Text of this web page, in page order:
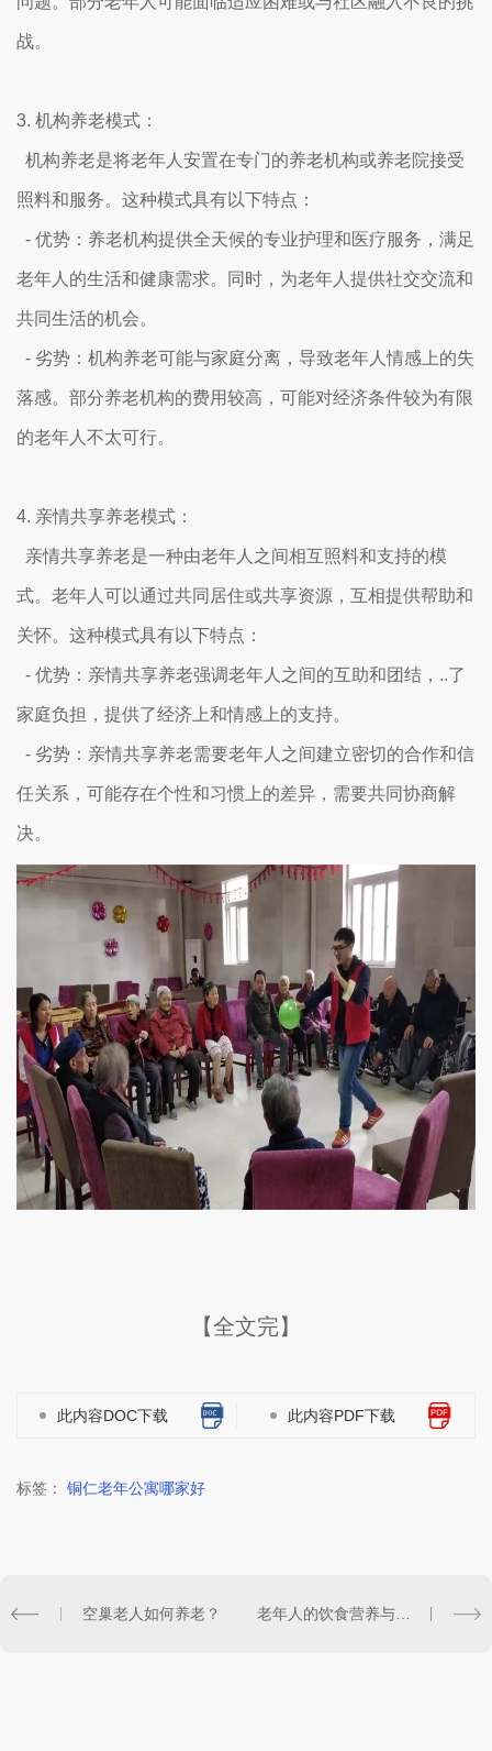
战。
3. 机构养老模式：
机构养老是将老年人安置在专门的养老机构或养老院接受
照料和服务。这种模式具有以下特点：
- 优势：养老机构提供全天候的专业护理和医疗服务，满足
老年人的生活和健康需求。同时，为老年人提供社交交流和
共同生活的机会。
- 劣势：机构养老可能与家庭分离，导致老年人情感上的失
落感。部分养老机构的费用较高，可能对经济条件较为有限
的老年人不太可行。
4. 亲情共享养老模式：
亲情共享养老是一种由老年人之间相互照料和支持的模
式。老年人可以通过共同居住或共享资源，互相提供帮助和
关怀。这种模式具有以下特点：
- 优势：亲情共享养老强调老年人之间的互助和团结，..了
家庭负担，提供了经济上和情感上的支持。
- 劣势：亲情共享养老需要老年人之间建立密切的合作和信
任关系，可能存在个性和习惯上的差异，需要共同协商解
决。
【全文完】
此内容DOC下载 此内容PDF下载
标签： 铜仁老年公寓哪家好
空巢老人如何养老？